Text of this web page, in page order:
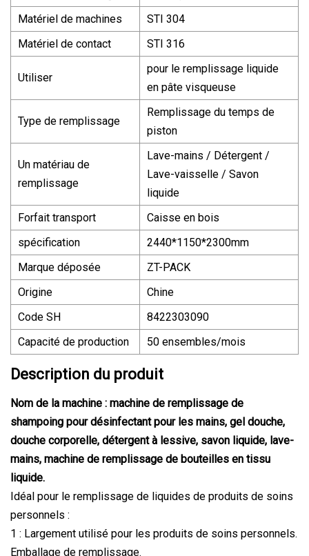
Matériel de machines
STI 304
Matériel de contact
STI 316
Utiliser
pour le remplissage liquide
en pâte visqueuse
Type de remplissage
Remplissage du temps de
piston
Un matériau de
remplissage
Lave-mains / Détergent /
Lave-vaisselle / Savon
liquide
Forfait transport
Caisse en bois
spécification
2440*1150*2300mm
Marque déposée
ZT-PACK
Origine
Chine
Code SH
8422303090
Capacité de production
50 ensembles/mois
Description du produit
Nom de la machine : machine de remplissage de
shampoing pour désinfectant pour les mains, gel douche,
douche corporelle, détergent à lessive, savon liquide, lave-
mains, machine de remplissage de bouteilles en tissu
liquide.
Idéal pour le remplissage de liquides de produits de soins
personnels :
1 : Largement utilisé pour les produits de soins personnels.
Emballage de remplissage.